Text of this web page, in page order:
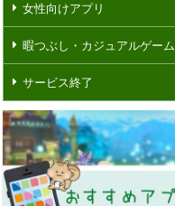
女性向けアプリ
暇つぶし・カジュアルゲーム
サービス終了